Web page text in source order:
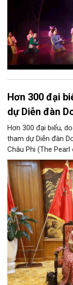
Hơn 300 đại
dự Diễn đàn
Hơn 300 đại biểu,
tham dự Diễn đàn
Châu Phi (The
Vietnam Chapter),
đối với cộng đồng
vọng về những kết
Nam và Uganda.